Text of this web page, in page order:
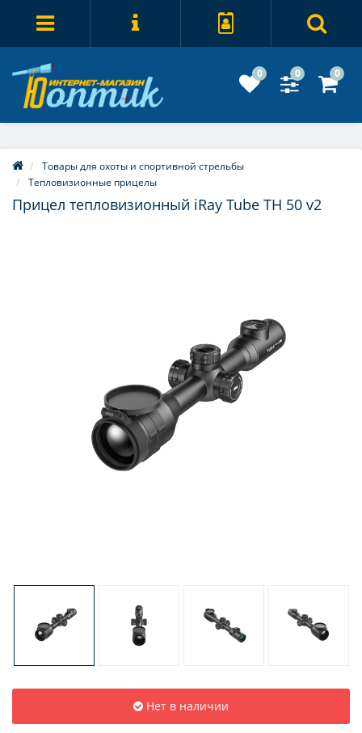
0 0 0
Товары для охоты и спортивной стрельбы
Тепловизионные прицелы
Прицел тепловизионный iRay Tube TH 50 v2
Нет в наличии